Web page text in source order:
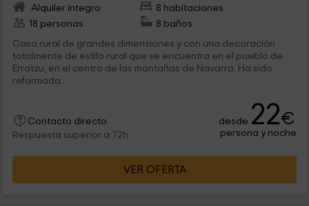
Alquiler íntegro
8 habitaciones
18 personas
8 baños
Casa rural de grandes dimensiones y con una decoración
totalmente de estilo rural que se encuentra en el pueblo de
Erratzu, en el centro de las montañas de Navarra. Ha sido
reformada...
Contacto directo
Respuesta superior a 72h
desde 22€
persona y noche
VER OFERTA